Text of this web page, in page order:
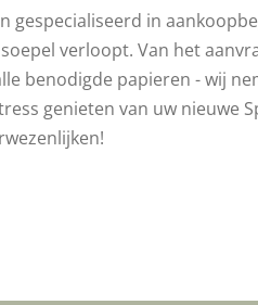
gespecialiseerd in
verloopt. Van het
benodigde papieren - wij
genieten van uw nieuwe